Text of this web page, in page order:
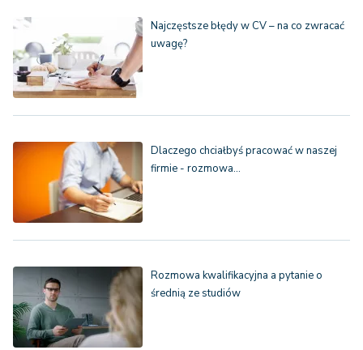
Najczęstsze błędy w CV – na co zwracać
uwagę?
Dlaczego chciałbyś pracować w naszej
firmie - rozmowa…
Rozmowa kwalifikacyjna a pytanie o
średnią ze studiów